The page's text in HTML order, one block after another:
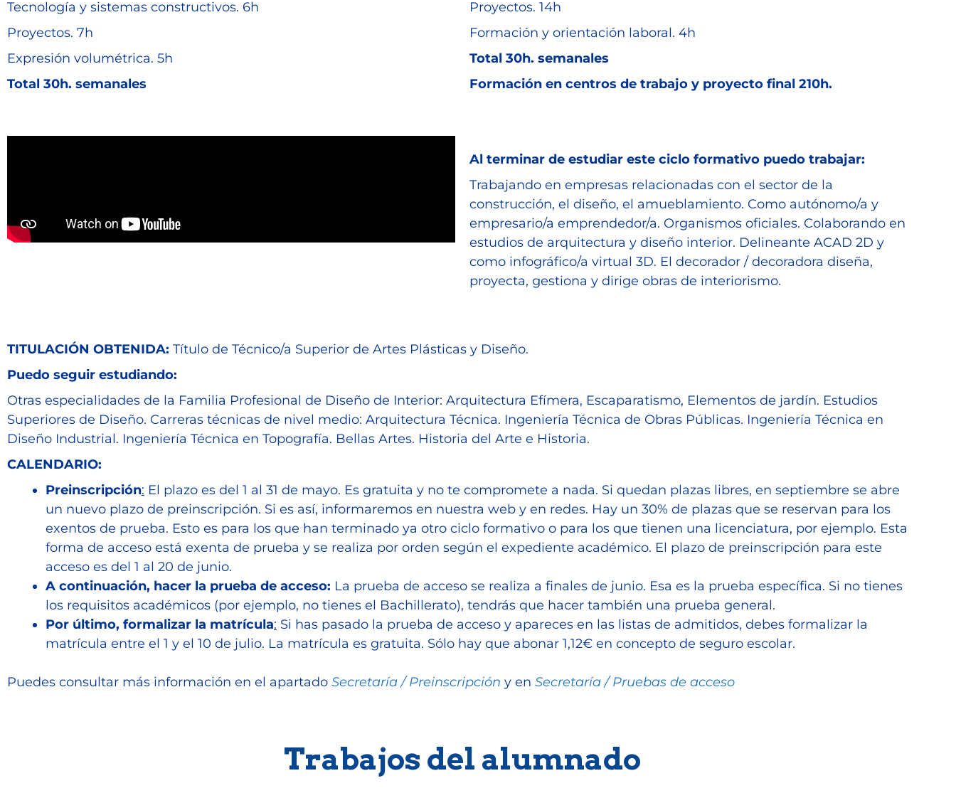
Tecnología y sistemas constructivos. 6h
Proyectos. 7h
Expresión volumétrica. 5h
Total 30h. semanales
Proyectos. 14h
Formación y orientación laboral. 4h
Total 30h. semanales
Formación en centros de trabajo y proyecto final 210h.
Al terminar de estudiar este ciclo formativo puedo trabajar:
Trabajando en empresas relacionadas con el sector de la
construcción, el diseño, el amueblamiento. Como autónomo/a y
empresario/a emprendedor/a. Organismos oficiales. Colaborando en
estudios de arquitectura y diseño interior. Delineante ACAD 2D y
como infográfico/a virtual 3D. El decorador / decoradora diseña,
proyecta, gestiona y dirige obras de interiorismo.
TITULACIÓN OBTENIDA: Título de Técnico/a Superior de Artes Plásticas y Diseño.
Puedo seguir estudiando:
Otras especialidades de la Familia Profesional de Diseño de Interior: Arquitectura Efímera, Escaparatismo, Elementos de jardín. Estudios
Superiores de Diseño. Carreras técnicas de nivel medio: Arquitectura Técnica. Ingeniería Técnica de Obras Públicas. Ingeniería Técnica en
Diseño Industrial. Ingeniería Técnica en Topografía. Bellas Artes. Historia del Arte e Historia.
CALENDARIO:
Preinscripción: El plazo es del 1 al 31 de mayo. Es gratuita y no te compromete a nada. Si quedan plazas libres, en septiembre se abre
un nuevo plazo de preinscripción. Si es así, informaremos en nuestra web y en redes. Hay un 30% de plazas que se reservan para los
exentos de prueba. Esto es para los que han terminado ya otro ciclo formativo o para los que tienen una licenciatura, por ejemplo. Esta
forma de acceso está exenta de prueba y se realiza por orden según el expediente académico. El plazo de preinscripción para este
acceso es del 1 al 20 de junio.
A continuación, hacer la prueba de acceso: La prueba de acceso se realiza a finales de junio. Esa es la prueba específica. Si no tienes
los requisitos académicos (por ejemplo, no tienes el Bachillerato), tendrás que hacer también una prueba general.
Por último, formalizar la matrícula: Si has pasado la prueba de acceso y apareces en las listas de admitidos, debes formalizar la
matrícula entre el 1 y el 10 de julio. La matrícula es gratuita. Sólo hay que abonar 1,12€ en concepto de seguro escolar.
Puedes consultar más información en el apartado Secretaría / Preinscripción y en Secretaría / Pruebas de acceso
Trabajos del alumnado